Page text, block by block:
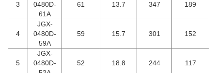
3
0480D-
61A
61 13.7 347 189
4
JGX-
0480D-
59A
59 15.7 301 152
5
JGX-
0480D-
52 18.8 244 117